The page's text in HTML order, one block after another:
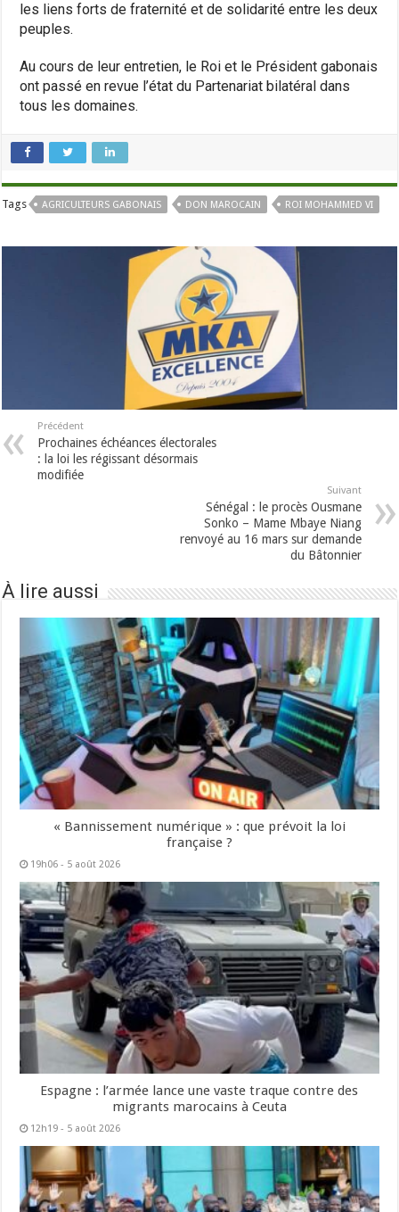
les liens forts de fraternité et de solidarité entre les deux
peuples.
Au cours de leur entretien, le Roi et le Président gabonais
ont passé en revue l’état du Partenariat bilatéral dans
tous les domaines.
Tags AGRICULTEURS GABONAIS DON MAROCAIN ROI MOHAMMED VI
Précédent
Prochaines échéances électorales
: la loi les régissant désormais
modifiée
Suivant
Sénégal : le procès Ousmane
Sonko – Mame Mbaye Niang
renvoyé au 16 mars sur demande
du Bâtonnier
À lire aussi
« Bannissement numérique » : que prévoit la loi
française ?
19h06 - 5 août 2026
Espagne : l’armée lance une vaste traque contre des
migrants marocains à Ceuta
12h19 - 5 août 2026